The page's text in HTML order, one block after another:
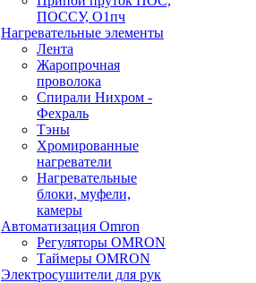
ПОССУ, О1пч
Нагревательные элементы
Лента
Жаропрочная
проволока
Спирали Нихром -
Фехраль
Тэны
Хромированные
нагреватели
Нагревательные
блоки, муфели,
камеры
Автоматизация Omron
Регуляторы OMRON
Таймеры OMRON
Электросушители для рук